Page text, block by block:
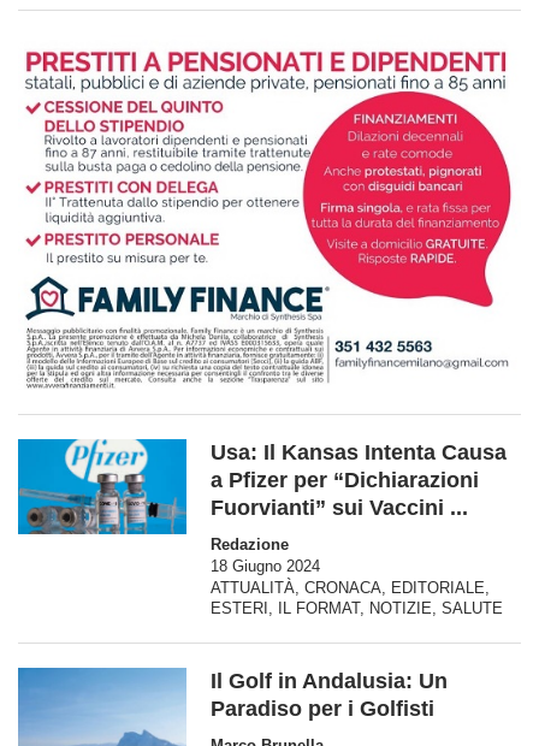
Usa: Il Kansas Intenta Causa
a Pfizer per “Dichiarazioni
Fuorvianti” sui Vaccini ...
Redazione
18 Giugno 2024
ATTUALITÀ CRONACA EDITORIALE
ESTERI
IL FORMAT, NOTIZIE SALUTE
Il Golf in Andalusia: Un
Paradiso per i Golfisti